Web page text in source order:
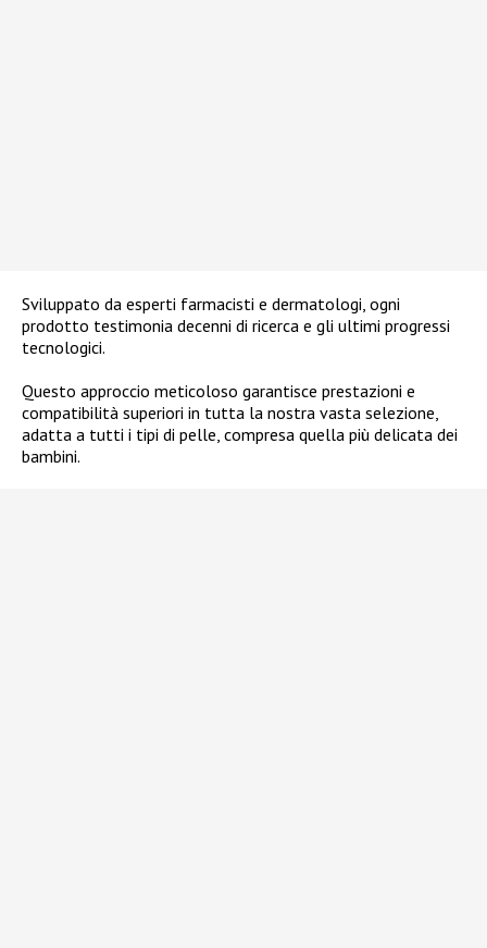
Sviluppato da esperti farmacisti e dermatologi, ogni
prodotto testimonia decenni di ricerca e gli ultimi progressi
tecnologici.
Questo approccio meticoloso garantisce prestazioni e
compatibilità superiori in tutta la nostra vasta selezione,
adatta a tutti i tipi di pelle, compresa quella più delicata dei
bambini.